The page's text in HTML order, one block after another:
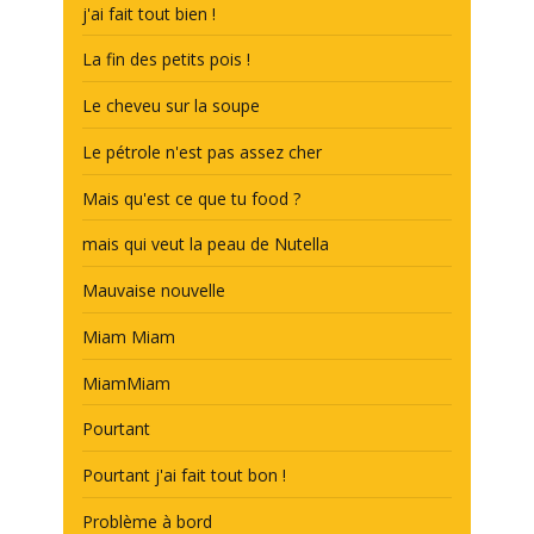
j'ai fait tout bien !
La fin des petits pois !
Le cheveu sur la soupe
Le pétrole n'est pas assez cher
Mais qu'est ce que tu food ?
mais qui veut la peau de Nutella
Mauvaise nouvelle
Miam Miam
MiamMiam
Pourtant
Pourtant j'ai fait tout bon !
Problème à bord